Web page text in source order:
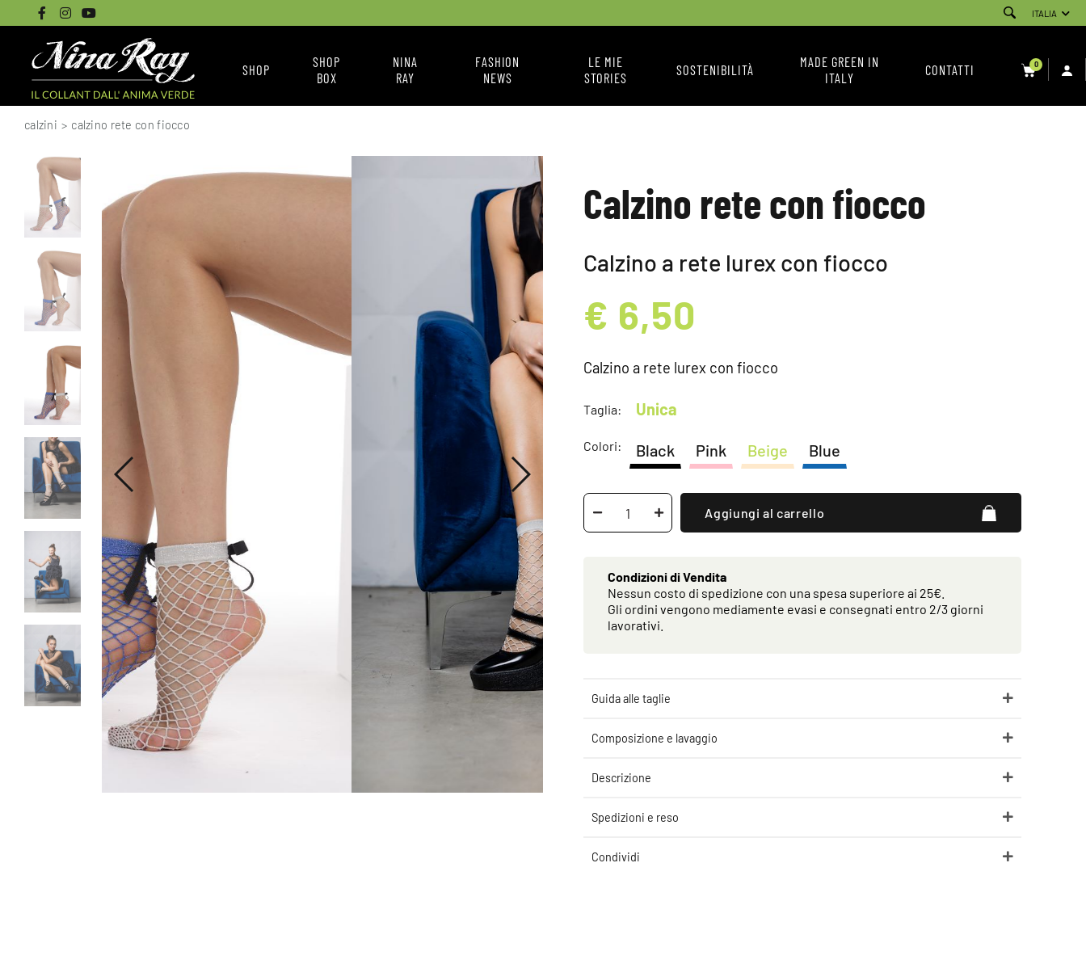
ITALIA
SHOP
COLLANT SENZA CUCITURE
SHOP
BOX
COME ACQUISTARE LA BOX
NINA
RAY
FASHION
NEWS
LE MIE
STORIES
SOSTENIBILITÀ
MADE GREEN IN
ITALY
CONTATTI
INSTAGRAM
0
calzini > calzino rete con fiocco
Calzino rete con fiocco
Calzino a rete lurex con fiocco
€ 6,50
Calzino a rete lurex con fiocco
Taglia: Unica
Colori: Black Pink Beige Blue
Aggiungi al carrello
Condizioni di Vendita
Nessun costo di spedizione con una spesa superiore ai 25€.
Gli ordini vengono mediamente evasi e consegnati entro 2/3 giorni
lavorativi.
Guida alle taglie
Composizione e lavaggio
Descrizione
Spedizioni e reso
Condividi